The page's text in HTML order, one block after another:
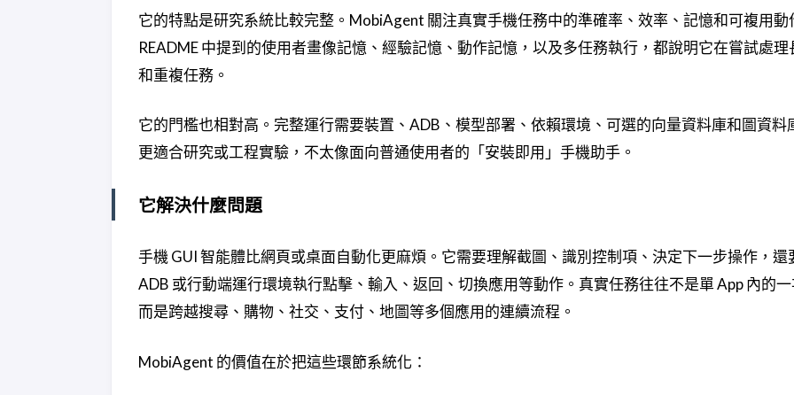
它的特點是研究系統比較完整。MobiAgent 關注真實手機任務中的準確率、效率、記憶和可複用動
README 中提到的使用者畫像記憶、經驗記憶、動作記憶，以及多任務執行，都說明它在嘗試處理
和重複任務。
它的門檻也相對高。完整運行需要裝置、ADB、模型部署、依賴環境、可選的向量資料庫和圖資料
更適合研究或工程實驗，不太像面向普通使用者的「安裝即用」手機助手。
它解決什麼問題
手機 GUI 智能體比網頁或桌面自動化更麻煩。它需要理解截圖、識別控制項、決定下一步操作，還
ADB 或行動端運行環境執行點擊、輸入、返回、切換應用等動作。真實任務往往不是單 App 內的一
而是跨越搜尋、購物、社交、支付、地圖等多個應用的連續流程。
MobiAgent 的價值在於把這些環節系統化：